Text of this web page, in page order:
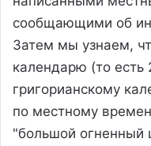
сообщающими об
Затем мы узнаем,
календарю (то есть
григорианскому
по местному
"большой огненный